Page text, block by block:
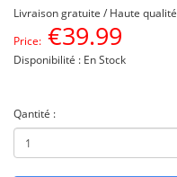
Livraison gratuite / Haute qualité
Price: €39.99
Disponibilité : En Stock
Qantité :